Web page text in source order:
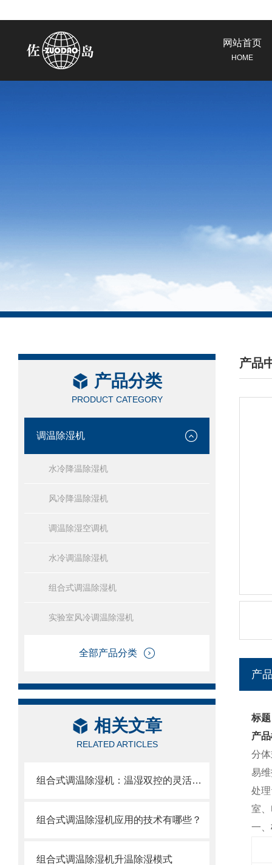
网站首页
HOME
产品分类
PRODUCT CATEGORY
调温除湿机
水冷降温除湿机
风冷降温除湿机
调温除湿空调机
水冷调温除湿机
组合式调温除湿机
实验室风冷调温除湿机
全部产品分类
相关文章
RELATED ARTICLES
组合式调温除湿机：温湿双控的灵活节能解决方案
组合式调温除湿机应用的技术有哪些？
组合式调温除湿机升温除湿模式
产品
/
产
标
产
分
易
处
室
一、